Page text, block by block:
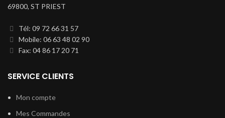
69800, ST PRIEST
Tél: 09 72 66 31 57
Mobile: 06 63 48 02 90
Fax: 04 86 17 20 71
SERVICE CLIENTS
Mon compte
Mes Commandes